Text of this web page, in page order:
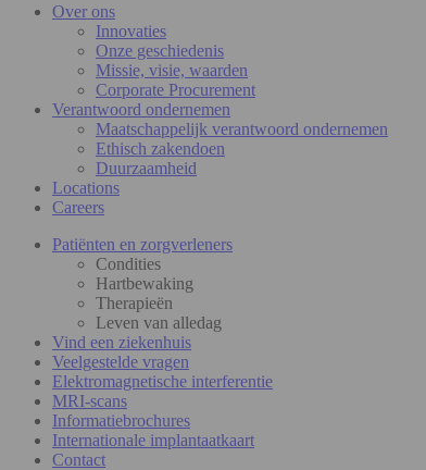
Over ons
Innovaties
Onze geschiedenis
Missie, visie, waarden
Corporate Procurement
Verantwoord ondernemen
Maatschappelijk verantwoord ondernemen
Ethisch zakendoen
Duurzaamheid
Locations
Careers
Patiënten en zorgverleners
Condities
Hartbewaking
Therapieën
Leven van alledag
Vind een ziekenhuis
Veelgestelde vragen
Elektromagnetische interferentie
MRI-scans
Informatiebrochures
Internationale implantaatkaart
Contact